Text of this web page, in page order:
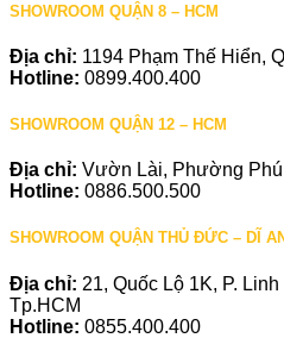
SHOWROOM QUẬN 8 – HCM
Địa chỉ: 1194 Phạm Thế Hiển,
Hotline: 0899.400.400
SHOWROOM QUẬN 12 – HCM
Địa chỉ: Vườn Lài, Phường
Hotline: 0886.500.500
SHOWROOM QUẬN THỦ ĐỨC – DĨ
Địa chỉ: 21, Quốc Lộ 1K, P.
Tp.HCM
Hotline: 0855.400.400